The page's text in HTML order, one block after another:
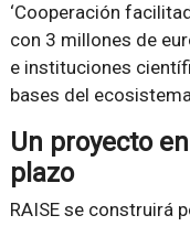
‘Cooperación
con 3 millones de
e instituciones
bases del
Un proyecto
plazo
RAISE se construirá